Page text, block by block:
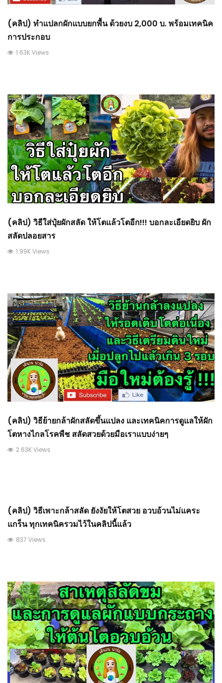
(คลิป) ทำแปลกผักแบบยกพื้น ด้วยงบ 2,000 บ. พร้อมเทคนิค
การประกอบ
1.63K Views
(คลิป) วิธีใส่ปุ๋ยผักสลัด ให้โตแล้วโตอีก!!! บอกละเอียดยิบ ผัก
สลัดปลอยสาร
1.99K Views
(คลิป) วิธีย้ายกล้าผักสลัดขึ้นแปลง และเทคนิคการดูแลให้ผัก
โตหางไกลโรคพืช สลัดสวยด้วยมือเราแบบง่ายๆ
2.63K Views
(คลิป) วิธีเพาะกล้าสลัด ยังงัยให้โตสวย อวบอ้วนไม่แคระ
แกร็น ทุกเทคนิครวมไว้ในคลิปนี้แล้ว
837 Views